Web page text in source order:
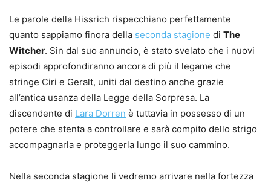
Le parole della Hissrich rispecchiano perfettamente
quanto sappiamo finora della seconda stagione di The
Witcher. Sin dal suo annuncio, è stato svelato che i nuovi
episodi approfondiranno ancora di più il legame che
stringe Ciri e Geralt, uniti dal destino anche grazie
all’antica usanza della Legge della Sorpresa. La
discendente di Lara Dorren è tuttavia in possesso di un
potere che stenta a controllare e sarà compito dello strigo
accompagnarla e proteggerla lungo il suo cammino.
Nella seconda stagione li vedremo arrivare nella fortezza